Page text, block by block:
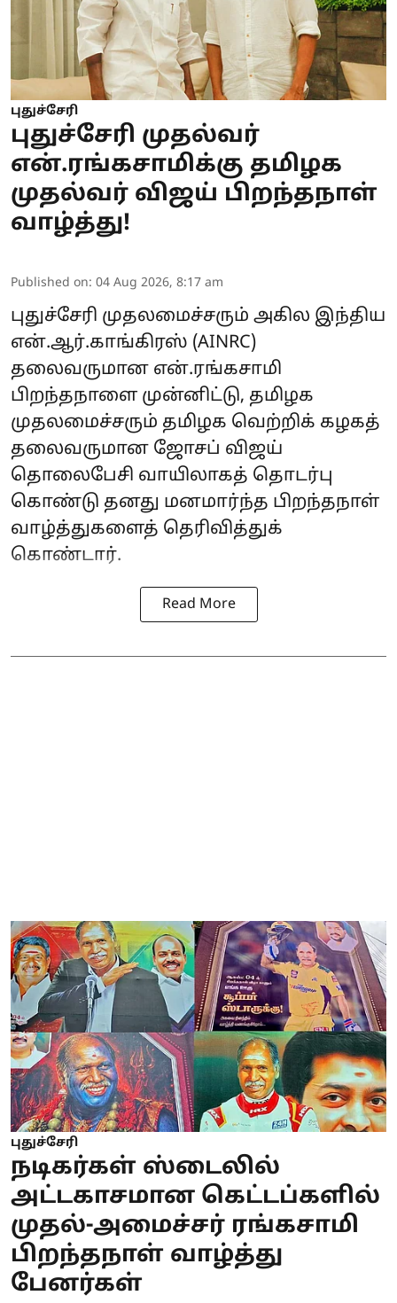
புதுச்சேரி
புதுச்சேரி முதல்வர்
என்.ரங்கசாமிக்கு தமிழக
முதல்வர் விஜய் பிறந்தநாள்
வாழ்த்து!
Published on: 04 Aug 2026, 8:17 am
புதுச்சேரி முதலமைச்சரும் அகில இந்திய
என்.ஆர்.காங்கிரஸ் (AINRC)
தலைவருமான என்.ரங்கசாமி
பிறந்தநாளை முன்னிட்டு, தமிழக
முதலமைச்சரும் தமிழக வெற்றிக் கழகத்
தலைவருமான ஜோசப் விஜய்
தொலைபேசி வாயிலாகத் தொடர்பு
கொண்டு தனது மனமார்ந்த பிறந்தநாள்
வாழ்த்துகளைத் தெரிவித்துக்
கொண்டார்.
Read More
புதுச்சேரி
நடிகர்கள் ஸ்டைலில்
அட்டகாசமான கெட்டப்களில்
முதல்-அமைச்சர் ரங்கசாமி
பிறந்தநாள் வாழ்த்து
பேனர்கள்